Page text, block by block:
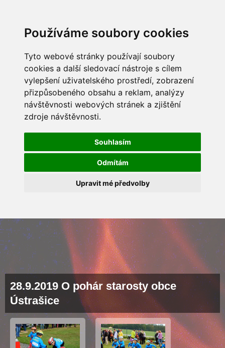
Používáme soubory cookies
Tyto webové stránky používají soubory
cookies a další sledovací nástroje s cílem
vylepšení uživatelského prostředí, zobrazení
přizpůsobeného obsahu a reklam, analýzy
návštěvnosti webových stránek a zjištění
zdroje návštěvnosti.
Souhlasím
Odmítám
Upravit mé předvolby
28.9.2019 O pohár starosty obce
Ústrašice